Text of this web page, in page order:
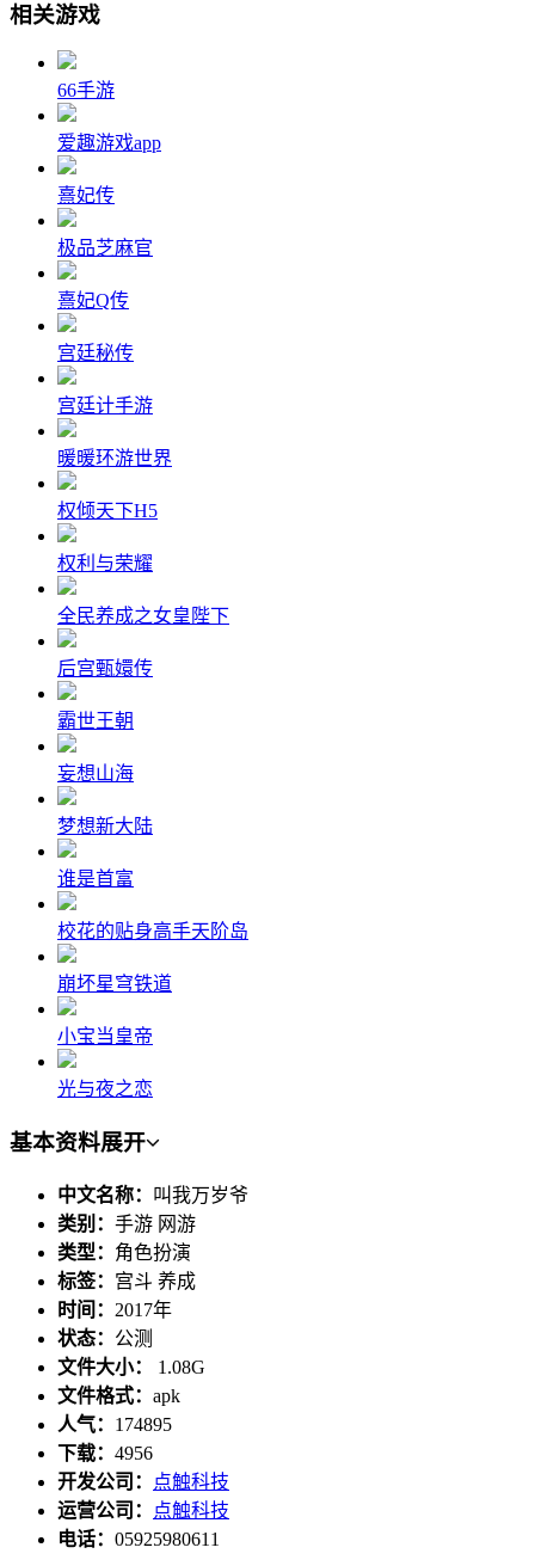
相关游戏
66手游
爱趣游戏app
熹妃传
极品芝麻官
熹妃Q传
宫廷秘传
宫廷计手游
暖暖环游世界
权倾天下H5
权利与荣耀
全民养成之女皇陛下
后宫甄嬛传
霸世王朝
妄想山海
梦想新大陆
谁是首富
校花的贴身高手天阶岛
崩坏星穹铁道
小宝当皇帝
光与夜之恋
基本资料展开
中文名称：
叫我万岁爷
类别： 手游 网游
类型： 角色扮演
标签： 宫斗 养成
时间： 2017年
状态： 公测
文件大小： 1.08G
文件格式： apk
人气： 174895
下载： 4956
开发公司：
点触科技
运营公司：
点触科技
电话： 05925980611